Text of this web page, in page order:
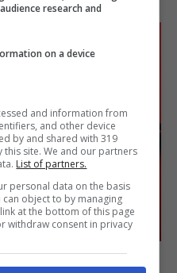
l’aumento del fast fashion
research and
on a device
and information from
and other device
by and shared with 319
site. We and our partners
List of partners.
personal data on the basis
object to by managing
at the bottom of this page
withdraw consent in privacy